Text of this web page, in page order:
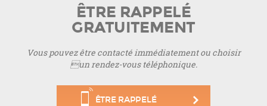
ÊTRE RAPPELÉ
GRATUITEMENT
Vous pouvez être contacté immédiatement ou choisir
un rendez-vous téléphonique.
ÊTRE RAPPELÉ